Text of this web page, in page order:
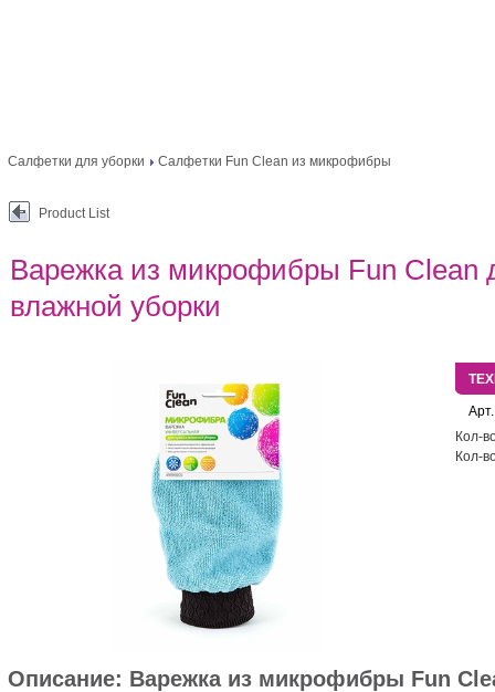
Салфетки для уборки Салфетки Fun Clean из микрофибры
Product List
Варежка из микрофибры Fun Clean
влажной уборки
Арт.
Кол-
Кол-
Описание: Варежка из микрофибры Fun